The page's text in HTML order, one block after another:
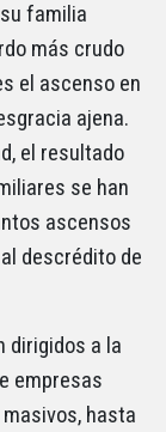
familia
más crudo
el ascenso en
ajena.
el resultado
se han
ascensos
descrédito de
dirigidos a la
empresas
hasta